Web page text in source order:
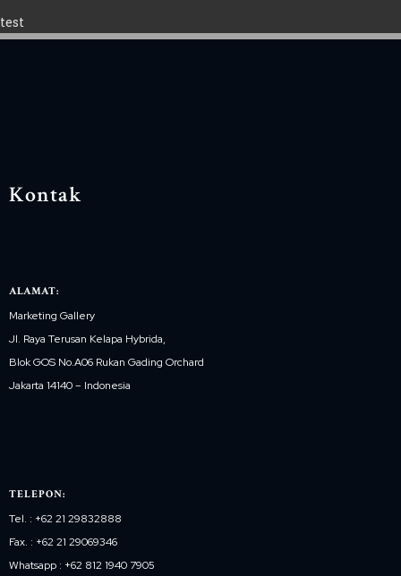
test
Kontak
ALAMAT:
Marketing Gallery
Jl. Raya Terusan Kelapa Hybrida,
Blok GOS No.A06 Rukan Gading Orchard
Jakarta 14140 – Indonesia
TELEPON:
Tel. : +62 21 29832888
Fax. : +62 21 29069346
Whatsapp : +62 812 1940 7905